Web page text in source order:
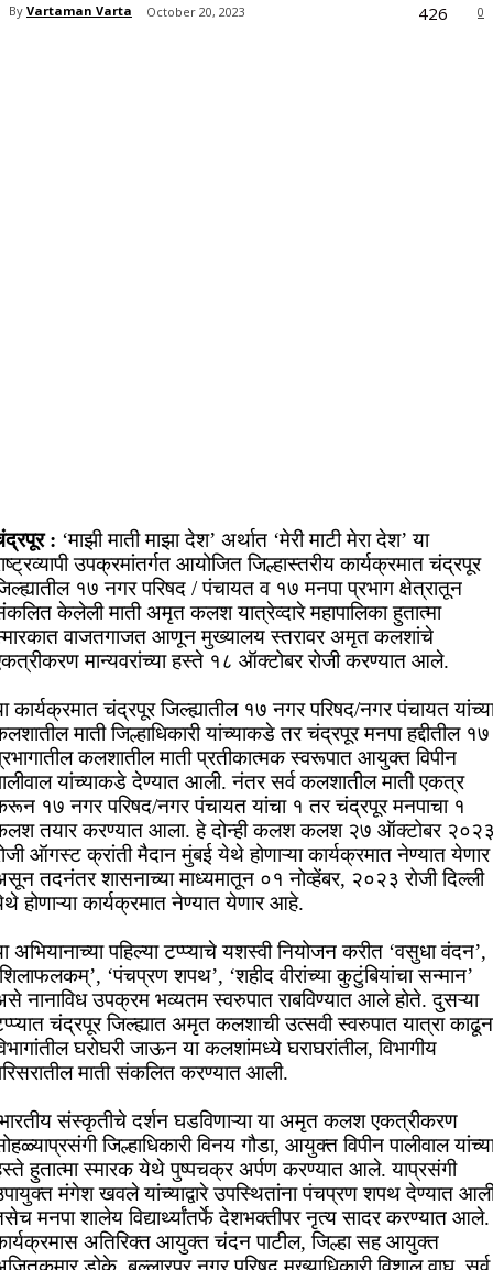
By Vartaman Varta October 20, 2023 0
426
: ‘माझी माती माझा देश’ अर्थात ‘मेरी माटी मेरा देश’ या
उपक्रमांतर्गत आयोजित जिल्हास्तरीय कार्यक्रमात चंद्रपूर
१७ नगर परिषद / पंचायत व १७ मनपा प्रभाग क्षेत्रातून
केलेली माती अमृत कलश यात्रेव्दारे महापालिका हुतात्मा
वाजतगाजत आणून मुख्यालय स्तरावर अमृत कलशांचे
मान्यवरांच्या हस्ते १८ ऑक्टोबर रोजी करण्यात आले.
कार्यक्रमात चंद्रपूर जिल्ह्यातील १७ नगर परिषद/नगर पंचायत
माती जिल्हाधिकारी यांच्याकडे तर चंद्रपूर मनपा हद्दीतील १७
कलशातील माती प्रतीकात्मक स्वरूपात आयुक्त विपीन
यांच्याकडे देण्यात आली. नंतर सर्व कलशातील माती एकत्र
१७ नगर परिषद/नगर पंचायत यांचा १ तर चंद्रपूर मनपाचा १
तयार करण्यात आला. हे दोन्ही कलश कलश २७ ऑक्टोबर
ऑगस्ट क्रांती मैदान मुंबई येथे होणाऱ्या कार्यक्रमात नेण्यात येणार
तदनंतर शासनाच्या माध्यमातून ०१ नोव्हेंबर, २०२३ रोजी दिल्ली
होणाऱ्या कार्यक्रमात नेण्यात येणार आहे.
अभियानाच्या पहिल्या टप्प्याचे यशस्वी नियोजन करीत ‘वसुधा वंदन’,
‘पंचप्रण शपथ’, ‘शहीद वीरांच्या कुटुंबियांचा सन्मान’
नानाविध उपक्रम भव्यतम स्वरुपात राबविण्यात आले होते. दुसऱ्या
चंद्रपूर जिल्ह्यात अमृत कलशाची उत्सवी स्वरुपात यात्रा काढून
घरोघरी जाऊन या कलशांमध्ये घराघरांतील, विभागीय
माती संकलित करण्यात आली.
संस्कृतीचे दर्शन घडविणाऱ्या या अमृत कलश एकत्रीकरण
जिल्हाधिकारी विनय गौडा, आयुक्त विपीन पालीवाल
हुतात्मा स्मारक येथे पुष्पचक्र अर्पण करण्यात आले. याप्रसंगी
मंगेश खवले यांच्याद्वारे उपस्थितांना पंचप्रण शपथ देण्यात
मनपा शालेय विद्यार्थ्यांतर्फे देशभक्तीपर नृत्य सादर करण्यात आले.
अतिरिक्त आयुक्त चंदन पाटील, जिल्हा सह आयुक्त